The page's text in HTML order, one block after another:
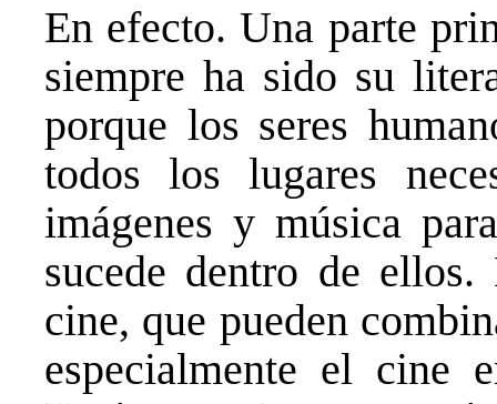
En efecto. Una parte
siempre ha sido su
porque los seres
todos los lugares
imágenes y música
sucede dentro de
cine, que pueden
especialmente el cine